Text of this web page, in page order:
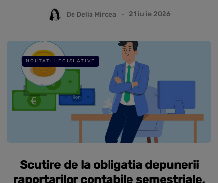
De Delia Mircea 21 iulie 2026
NOUTATI LEGISLATIVE
Scutire de la obligatia depunerii
raportarilor contabile semestriale,